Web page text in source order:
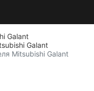
Galant
Galant
Mitsubishi Galant